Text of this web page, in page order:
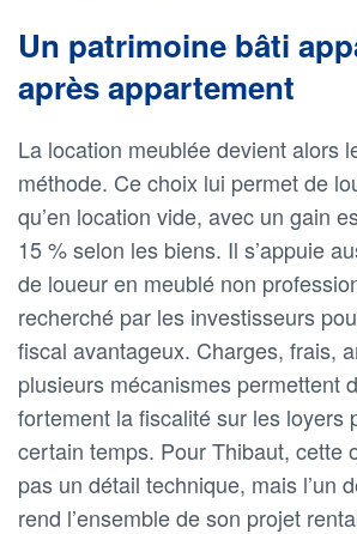
Un patrimoine bâti
après appartement
La location meublée devient alors
méthode. Ce choix lui permet de
qu’en location vide, avec un gain
15 % selon les biens. Il s’appuie
de loueur en meublé non
recherché par les investisseurs
fiscal avantageux. Charges, frais,
plusieurs mécanismes permettent
fortement la fiscalité sur les loyers
certain temps. Pour Thibaut, cette
pas un détail technique, mais l’un
rend l’ensemble de son projet